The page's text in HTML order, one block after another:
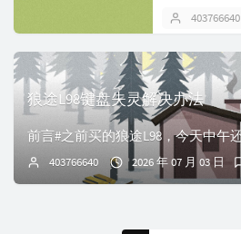
403766640
狼途L98键盘失灵解决办法
403766640 2026 年 07 月 03 日